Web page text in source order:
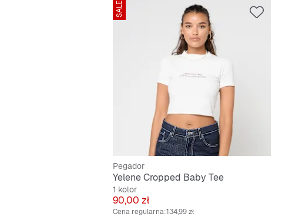
SALE
Pegador
Yelene Cropped Baby Tee
1 kolor
Cena
90,00 zł
Cena regularna:134,99 zł